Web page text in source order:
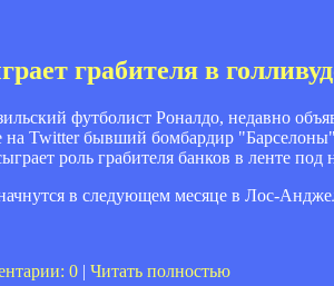
грабителя в
футболист Роналдо, недавно
на Twitter бывший бомбардир
роль грабителя банков в ленте
в следующем месяце в Лос-
0 | Читать полностью